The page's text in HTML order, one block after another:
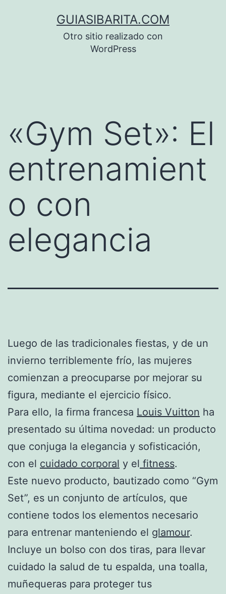
GUIASIBARITA.COM
Otro sitio realizado con
WordPress
«Gym Set»: El
entrenamient
o con
elegancia
Luego de las tradicionales fiestas, y de un
invierno terriblemente frío, las mujeres
comienzan a preocuparse por mejorar su
figura, mediante el ejercicio físico.
Para ello, la firma francesa Louis Vuitton ha
presentado su última novedad: un producto
que conjuga la elegancia y sofisticación,
con el cuidado corporal y el fitness.
Este nuevo producto, bautizado como “Gym
Set”, es un conjunto de artículos, que
contiene todos los elementos necesario
para entrenar manteniendo el glamour.
Incluye un bolso con dos tiras, para llevar
cuidado la salud de tu espalda, una toalla,
muñequeras para proteger tus